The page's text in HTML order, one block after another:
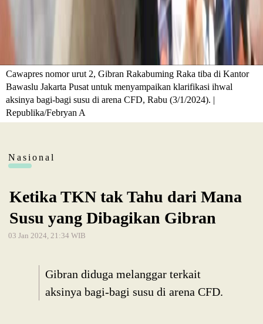
Cawapres nomor urut 2, Gibran Rakabuming Raka tiba di Kantor
Bawaslu Jakarta Pusat untuk menyampaikan klarifikasi ihwal
aksinya bagi-bagi susu di arena CFD, Rabu (3/1/2024). |
Republika/Febryan A
Nasional
Ketika TKN tak Tahu dari Mana
Susu yang Dibagikan Gibran
03 Jan 2024, 21:34 WIB
Gibran diduga melanggar terkait
aksinya bagi-bagi susu di arena CFD.